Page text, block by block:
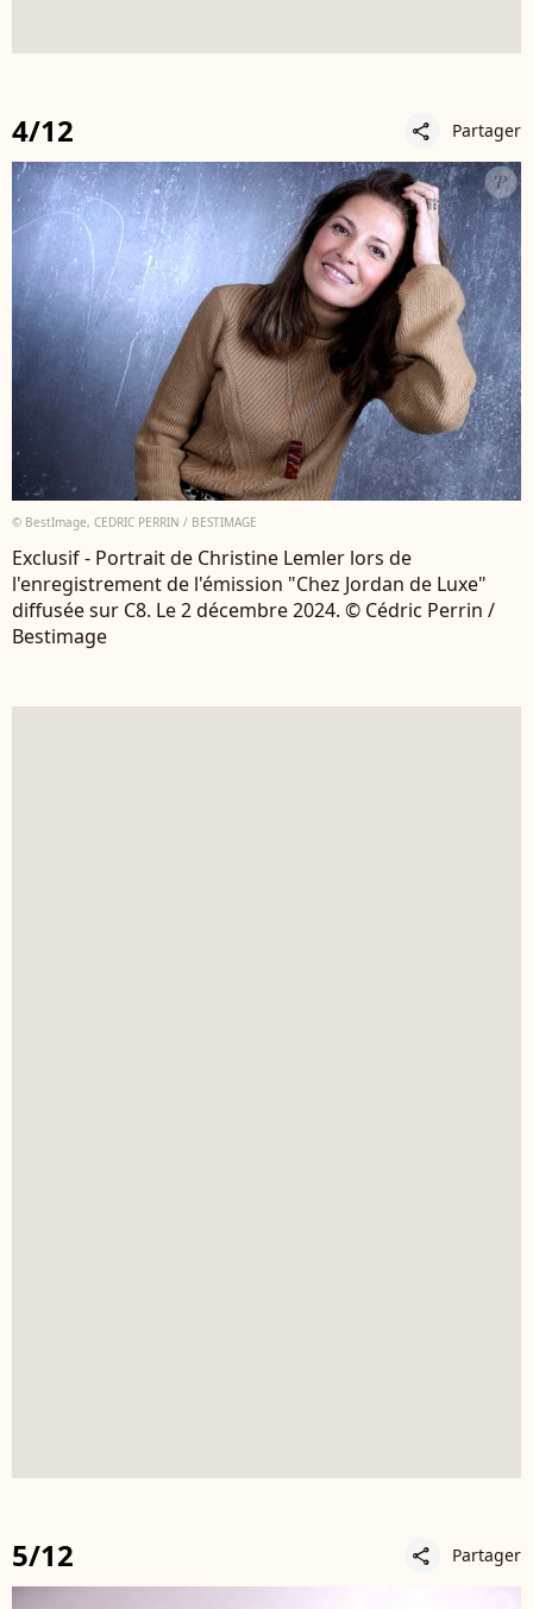
4/12 share Partager
© BestImage, CEDRIC PERRIN / BESTIMAGE
Exclusif - Portrait de Christine Lemler lors de
l'enregistrement de l'émission "Chez Jordan de Luxe"
diffusée sur C8. Le 2 décembre 2024. © Cédric Perrin /
Bestimage
5/12 share Partager